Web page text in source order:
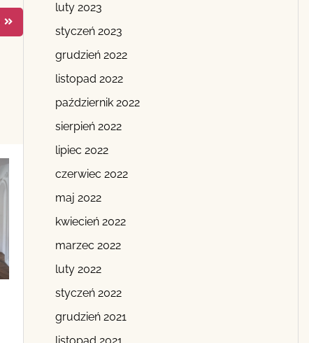
luty 2023
styczeń 2023
grudzień 2022
listopad 2022
październik 2022
sierpień 2022
lipiec 2022
czerwiec 2022
maj 2022
kwiecień 2022
marzec 2022
luty 2022
styczeń 2022
grudzień 2021